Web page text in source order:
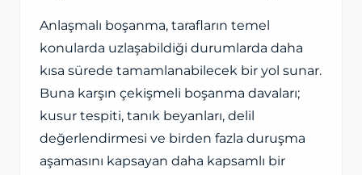
Anlaşmalı boşanma, tarafların temel
konularda uzlaşabildiği durumlarda daha
kısa sürede tamamlanabilecek bir yol sunar.
Buna karşın çekişmeli boşanma davaları;
kusur tespiti, tanık beyanları, delil
değerlendirmesi ve birden fazla duruşma
aşamasını kapsayan daha kapsamlı bir